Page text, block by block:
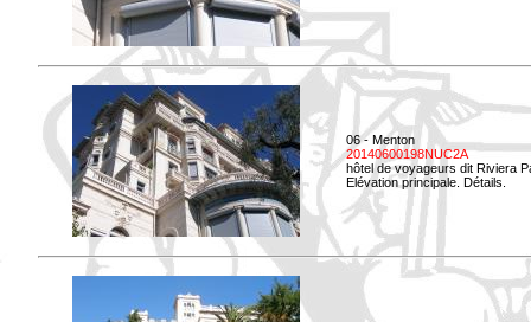
06 - Menton
20140600198NUC2A
hôtel de voyageurs dit Riviera
Elévation principale. Détails.